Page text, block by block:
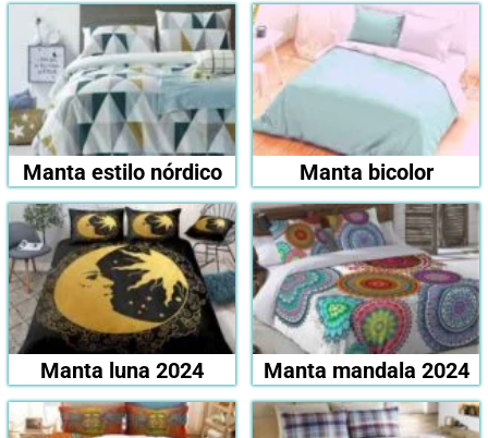
Manta estilo nórdico Manta bicolor
Manta luna 2024 Manta mandala 2024